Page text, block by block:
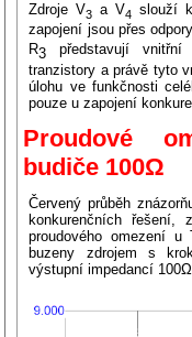
Zdroje V3 a V4 slouží
zapojení jsou přes
R3 představují vnitřní
tranzistory a právě tyto
úlohu ve funkčnosti
pouze u zapojení
Proudové
budiče 100Ω
Červený průběh
konkurenčních řešení,
proudového omezení u
buzeny zdrojem s
výstupní impedancí 100Ω.